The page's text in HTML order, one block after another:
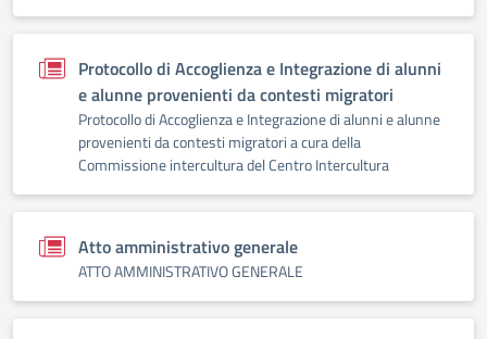
Protocollo di Accoglienza e Integrazione di alunni
e alunne provenienti da contesti migratori
Protocollo di Accoglienza e Integrazione di alunni e alunne
provenienti da contesti migratori a cura della
Commissione intercultura del Centro Intercultura
Atto amministrativo generale
ATTO AMMINISTRATIVO GENERALE